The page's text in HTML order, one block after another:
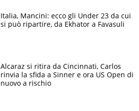
Italia, Mancini: ecco gli Under 23 da cui
si può ripartire, da Ekhator a Favasuli
Alcaraz si ritira da Cincinnati, Carlos
rinvia la sfida a Sinner e ora US Open di
nuovo a rischio